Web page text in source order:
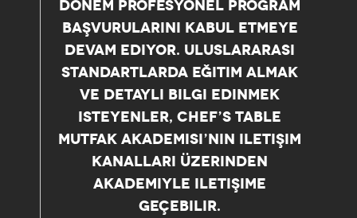
DÖNEM PROFESYONEL PROGRAM
BAŞVURULARINI KABUL ETMEYE
DEVAM EDIYOR. ULUSLARARASI
STANDARTLARDA EĞITIM ALMAK
VE DETAYLI BILGI EDINMEK
ISTEYENLER, CHEF’S TABLE
MUTFAK AKADEMISI’NIN ILETIŞIM
KANALLARI ÜZERINDEN
AKADEMIYLE ILETIŞIME
GEÇEBILIR.